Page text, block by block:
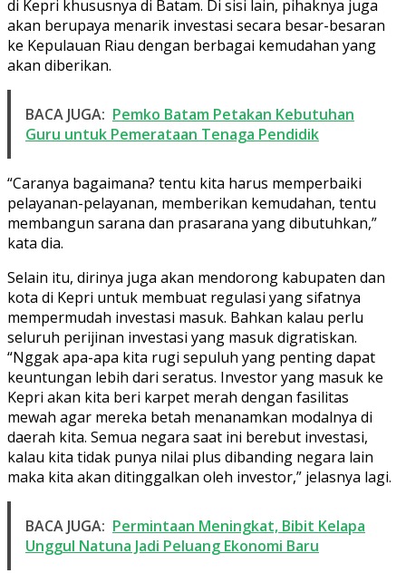
di Kepri khususnya di Batam. Di sisi lain, pihaknya juga
akan berupaya menarik investasi secara besar-besaran
ke Kepulauan Riau dengan berbagai kemudahan yang
akan diberikan.
BACA JUGA: Pemko Batam Petakan Kebutuhan
Guru untuk Pemerataan Tenaga Pendidik
“Caranya bagaimana? tentu kita harus memperbaiki
pelayanan-pelayanan, memberikan kemudahan, tentu
membangun sarana dan prasarana yang dibutuhkan,”
kata dia.
Selain itu, dirinya juga akan mendorong kabupaten dan
kota di Kepri untuk membuat regulasi yang sifatnya
mempermudah investasi masuk. Bahkan kalau perlu
seluruh perijinan investasi yang masuk digratiskan.
“Nggak apa-apa kita rugi sepuluh yang penting dapat
keuntungan lebih dari seratus. Investor yang masuk ke
Kepri akan kita beri karpet merah dengan fasilitas
mewah agar mereka betah menanamkan modalnya di
daerah kita. Semua negara saat ini berebut investasi,
kalau kita tidak punya nilai plus dibanding negara lain
maka kita akan ditinggalkan oleh investor,” jelasnya lagi.
BACA JUGA: Permintaan Meningkat, Bibit Kelapa
Unggul Natuna Jadi Peluang Ekonomi Baru